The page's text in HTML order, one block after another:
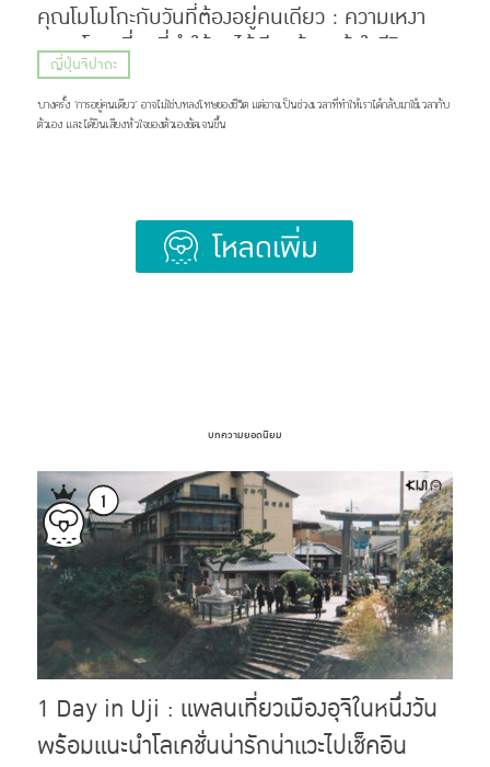
คุณโมโมโกะกับวันที่ต้องอยู่คนเดียว : ความเหงา
ความโดดเดี่ยวที่ทำให้เราได้เรียนรู้และเข้าใจชีวิต
อย่างแท้จริง
ญี่ปุ่นจิปาถะ
บางครั้ง ’การอยู่คนเดียว‘ อาจไม่ใช่บทลงโทษของชีวิต แต่อาจเป็นช่วงเวลาที่ทำให้เราได้กลับมาใช้เวลากับ
ตัวเอง และได้ยินเสียงหัวใจของตัวเองชัดเจนขึ้น
บทความยอดนิยม
1 Day in Uji : แพลนเที่ยวเมืองอุจิในหนึ่งวัน
พร้อมแนะนำโลเคชั่นน่ารักน่าแวะไปเช็คอิน